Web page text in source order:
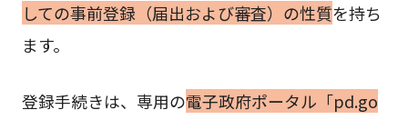
しての事前登録（届出および審査）の性質を持ち
ます。
登録手続きは、専用の電子政府ポータル「pd.go